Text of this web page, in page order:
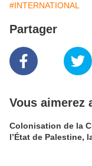
#INTERNATIONAL
Partager
Vous aimerez
Colonisation de la
l’État de Palestine,